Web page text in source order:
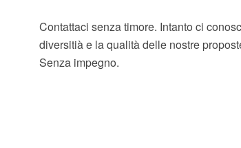
Contattaci senza timore. Intanto ci
diversitià e la qualità delle nostre
Senza impegno.